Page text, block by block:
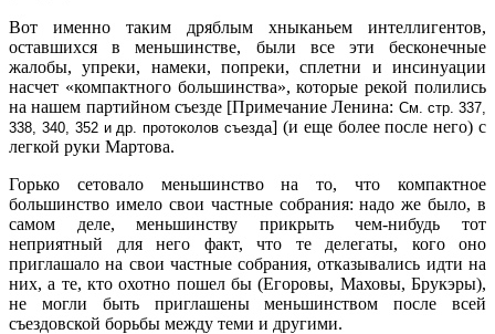
Вот именно таким дряблым хныканьем интеллигентов,
оставшихся в меньшинстве, были все эти бесконечные
жалобы, упреки, намеки, попреки, сплетни и инсинуации
насчет «компактного большинства», которые рекой полились
на нашем партийном съезде [Примечание Ленина: См. стр. 337,
338, 340, 352 и др. протоколов съезда] (и еще более после него) с
легкой руки Мартова.
Горько сетовало меньшинство на то, что компактное
большинство имело свои частные собрания: надо же было, в
самом деле, меньшинству прикрыть чем-нибудь тот
неприятный для него факт, что те делегаты, кого оно
приглашало на свои частные собрания, отказывались идти на
них, а те, кто охотно пошел бы (Егоровы, Маховы, Брукэры),
не могли быть приглашены меньшинством после всей
съездовской борьбы между теми и другими.